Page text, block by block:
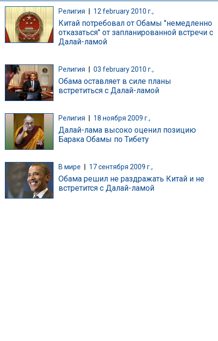
Религия | 12 february 2010 г.,
Китай потребовал от Обамы "немедленно
отказаться" от запланированной встречи с
Далай-ламой
Религия 03 february 2010 г.,
Обама оставляет в силе планы
встретиться с Далай-ламой
Религия 18 ноября 2009 г.,
Далай-лама высоко оценил позицию
Барака Обамы по Тибету
В мире 17 сентября 2009 г.,
Обама решил не раздражать Китай и не
встретится с Далай-ламой